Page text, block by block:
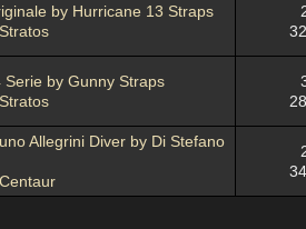
by Hurricane 13 Straps
Stratos
Serie by Gunny Straps
Stratos
Allegrini Diver by Di Stefano
Centaur